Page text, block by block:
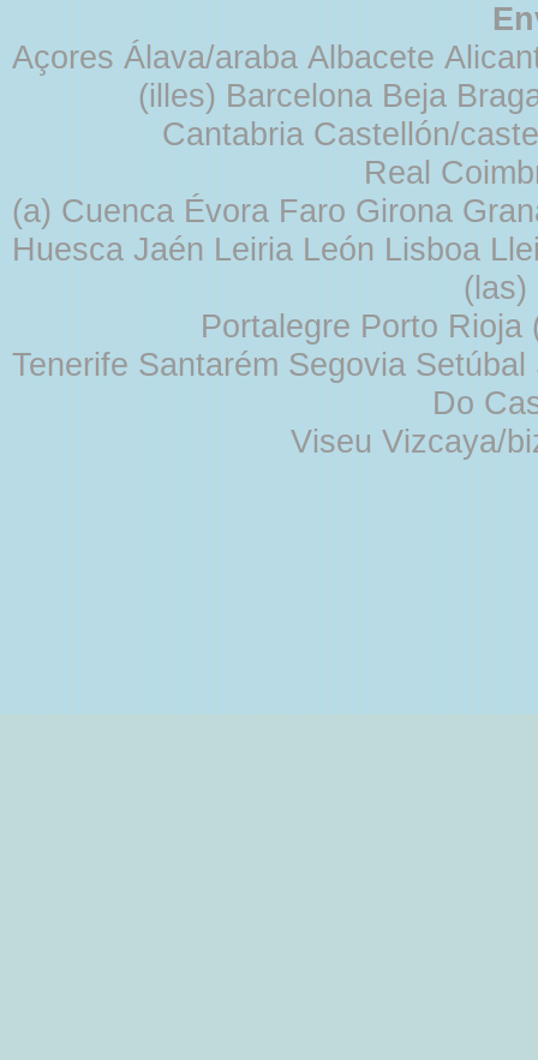
Açores Álava/araba Albacete
(illes) Barcelona Beja
Cantabria Castellón/
Real
(a) Cuenca Évora Faro Girona
Huesca Jaén Leiria León Lisboa
Portalegre Porto
Tenerife Santarém Segovia
Do
Viseu Vizcaya/